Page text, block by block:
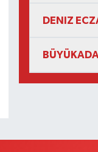
DENIZ